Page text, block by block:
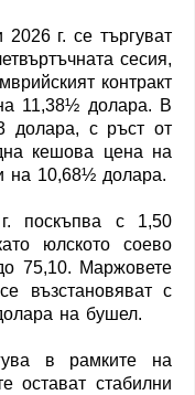
г. се търгуват
сесия,
контракт
11,38½ долара. В
долара, с ръст от
кешова цена на
на 10,68½ долара.
поскъпва с 1,50
юлското соево
75,10. Маржовете
възстановяват с
на бушел.
в рамките на
остават стабилни